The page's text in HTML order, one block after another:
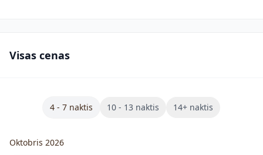
Visas cenas
4 - 7 naktis 10 - 13 naktis 14+ naktis
Oktobris 2026